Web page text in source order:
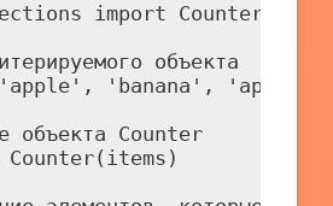
import Counter
объекта
'banana',
объекта Counter